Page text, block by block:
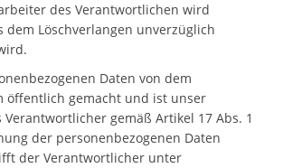
des Verantwortlichen wird
dem Löschverlangen unverzüglich
Daten von dem
öffentlich gemacht und ist unser
gemäß Artikel 17 Abs. 1
der personenbezogenen Daten
der Verantwortlicher unter